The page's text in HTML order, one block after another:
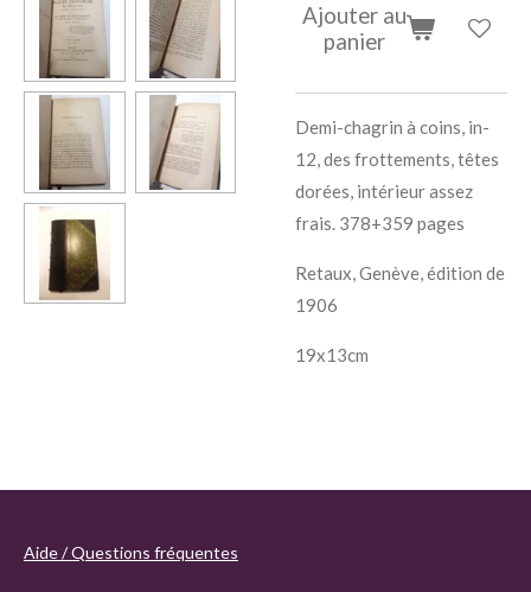
Ajouter au
panier
Demi-chagrin à coins, in-
12, des frottements, têtes
dorées, intérieur assez
frais. 378+359 pages
Retaux, Genève, édition de
1906
19x13cm
Aide / Questions fréquentes